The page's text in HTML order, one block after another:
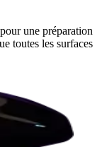
une préparation
toutes les surfaces